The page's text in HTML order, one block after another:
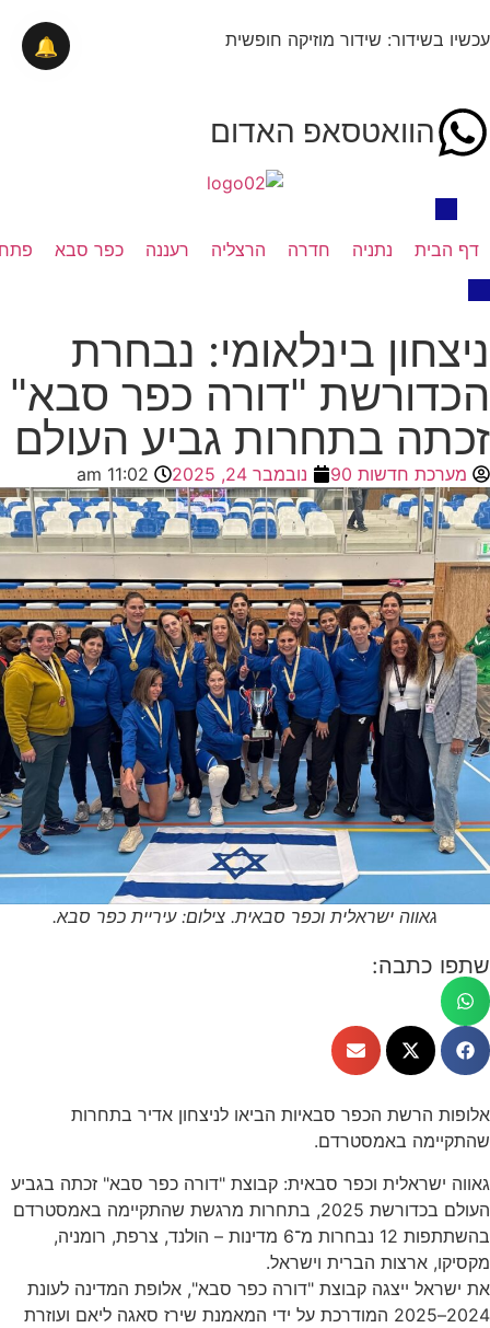
עכשיו בשידור: שידור מוזיקה חופשית
הוואטסאפ האדום
דף הבית נתניה חדרה הרצליה רעננה כפר סבא
ניצחון בינלאומי: נבחרת
הכדורשת "דורה כפר סבא"
זכתה בתחרות גביע העולם
מערכת חדשות 90 נובמבר 24, 2025 11:02 am
גאווה ישראלית וכפר סבאית. צילום: עיריית כפר סבא.
שתפו כתבה:
אלופות הרשת הכפר סבאיות הביאו לניצחון אדיר בתחרות
שהתקיימה באמסטרדם.
גאווה ישראלית וכפר סבאית: קבוצת "דורה כפר סבא" זכתה בגביע
העולם בכדורשת 2025, בתחרות מרגשת שהתקיימה באמסטרדם
בהשתתפות 12 נבחרות מ־6 מדינות – הולנד, צרפת, רומניה,
מקסיקו, ארצות הברית וישראל.
את ישראל ייצגה קבוצת "דורה כפר סבא", אלופת המדינה לעונת
2024–2025 המודרכת על ידי המאמנת שירז סאגה ליאם ועוזרת
🔔